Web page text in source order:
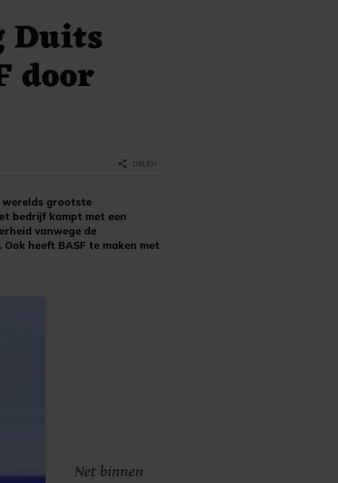
Duits
door
werelds grootste
bedrijf kampt met een
vanwege de
heeft BASF te maken met
share DELEN
Net binnen